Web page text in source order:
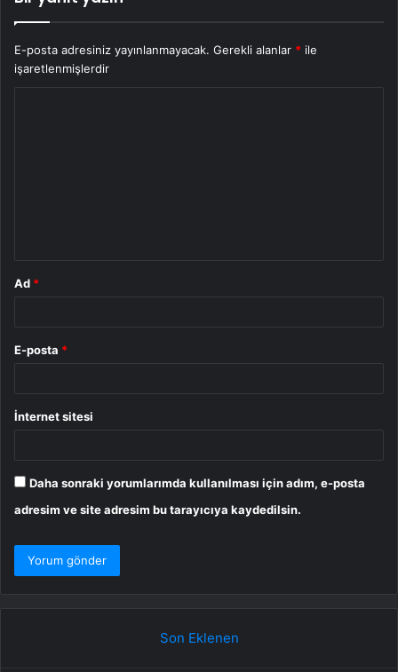
E-posta adresiniz yayınlanmayacak. Gerekli alanlar * ile
işaretlenmişlerdir
Ad *
E-posta *
İnternet sitesi
Daha sonraki yorumlarımda kullanılması için adım, e-posta
adresim ve site adresim bu tarayıcıya kaydedilsin.
Son Eklenen